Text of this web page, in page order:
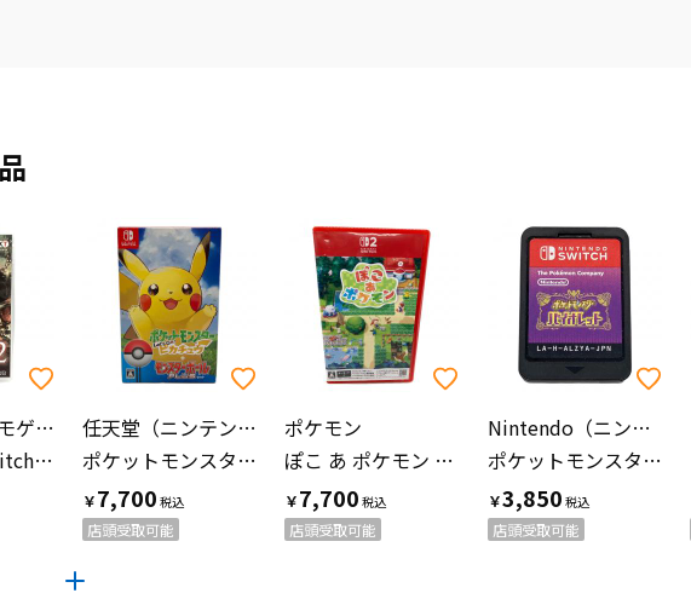
コーエーテクモゲームス
Nintendo Switch用ソフト
任天堂（ニンテンドウ）
ポケットモンスター Let's Go! ピカチュウ モンスターボール Plusセット Nintendo Switch用ソフト CERO A (全年齢対象)
￥7,700
店頭受取可能
ポケモン
ぽこ あ ポケモン Nintendo Switch2用ソフト CERO A (全年齢対象)
￥7,700
店頭受取可能
Nintendo（ニンテンドー）
ポケットモンスターバイオレット Nintendo Switch用ソフト CERO A (全年齢対象)
￥3,850
店頭受取可能